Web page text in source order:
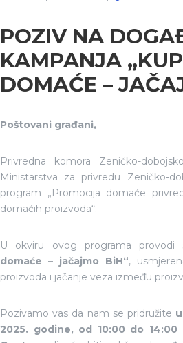
POZIV NA
KAMPANJA
DOMAĆE –
Poštovani građani,
Privredna komora Zeničko-
Ministarstva za privredu Zeničko-
program „Promocija domaće
domaćih proizvoda“.
U okviru ovog programa provodi
domaće – jačajmo BiH“,
proizvoda i jačanje veza između
Pozivamo vas da nam se pridružite
2025. godine, od 10:00 do 14:00